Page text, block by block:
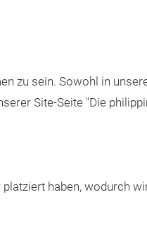
zu sein. Sowohl in
Site-Seite "Die
haben, wodurch